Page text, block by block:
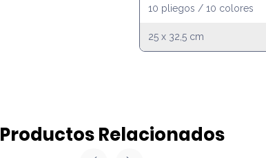
10 pliegos / 10 colores
25 x 32,5 cm
Productos Relacionados